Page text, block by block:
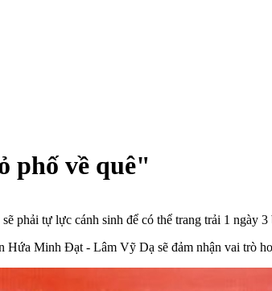
phố về quê"
phải tự lực cánh sinh để có thể trang trải 1 ngày 3
Minh Đạt - Lâm Vỹ Dạ sẽ đảm nhận vai trò